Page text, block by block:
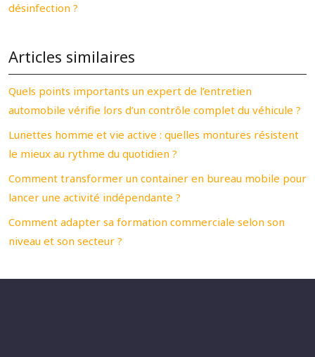
désinfection ?
Articles similaires
Quels points importants un expert de l’entretien
automobile vérifie lors d’un contrôle complet du véhicule ?
Lunettes homme et vie active : quelles montures résistent
le mieux au rythme du quotidien ?
Comment transformer un container en bureau mobile pour
lancer une activité indépendante ?
Comment adapter sa formation commerciale selon son
niveau et son secteur ?